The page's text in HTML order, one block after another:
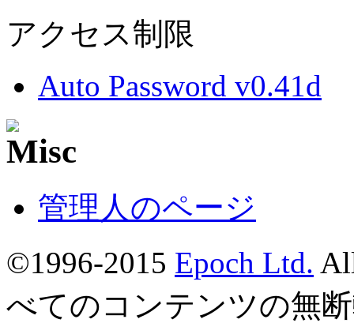
アクセス制限
Auto Password v0.41d
管理人のページ
©1996-2015 Epoch Ltd.
べてのコンテンツの無